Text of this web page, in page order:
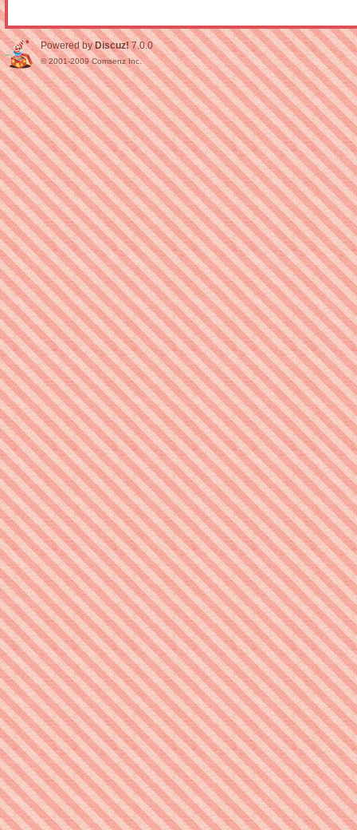
Powered byDiscuz! 7.0.0
© 2001-2009Comsenz Inc.